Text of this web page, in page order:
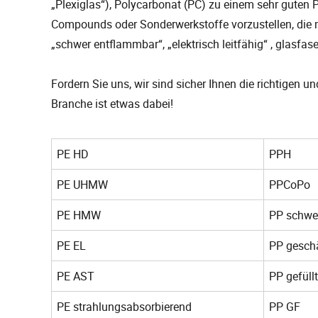
„Plexiglas“), Polycarbonat (PC) zu einem sehr
Compounds oder Sonderwerkstoffe vorzustellen,
„schwer entflammbar“, „elektrisch leitfähig“ ,
Fordern Sie uns, wir sind sicher Ihnen die richtigen
Branche ist etwas dabei!
PE HD
PPH
PE UHMW
PPCoPo
PE HMW
PP
PE EL
PP
PE AST
PP gefüllt
PE strahlungsabsorbierend
PP GF